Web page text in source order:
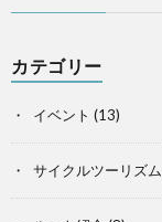
カテゴリー
イベント (13)
サイクルツーリズム